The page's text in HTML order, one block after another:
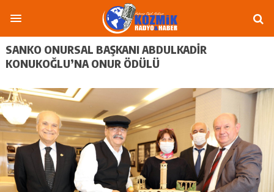
SANKO ONURSAL BAŞKANI ABDULKADİR
KONUKOĞLU’NA ONUR ÖDÜLÜ